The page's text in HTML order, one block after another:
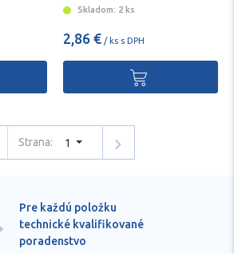
Skladom: 2 ks
2,86 € / ks s DPH
Strana: 1
Pre každú položku
technické kvalifikované
poradenstvo